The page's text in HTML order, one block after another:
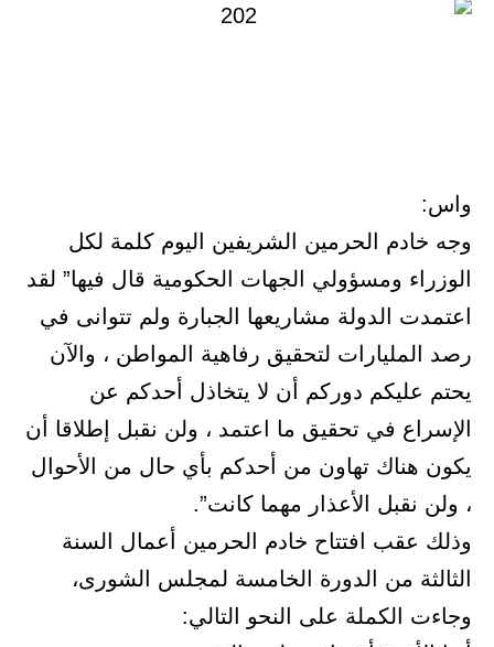
واس:
وجه خادم الحرمين الشريفين اليوم كلمة لكل
الوزراء ومسؤولي الجهات الحكومية قال فيها” لقد
اعتمدت الدولة مشاريعها الجبارة ولم تتوانى في
رصد المليارات لتحقيق رفاهية المواطن ، والآن
يحتم عليكم دوركم أن لا يتخاذل أحدكم عن
الإسراع في تحقيق ما اعتمد ، ولن نقبل إطلاقا أن
يكون هناك تهاون من أحدكم بأي حال من الأحوال
، ولن نقبل الأعذار مهما كانت”.
وذلك عقب افتتاح خادم الحرمين أعمال السنة
الثالثة من الدورة الخامسة لمجلس الشورى،
وجاءت الكملة على النحو التالي: